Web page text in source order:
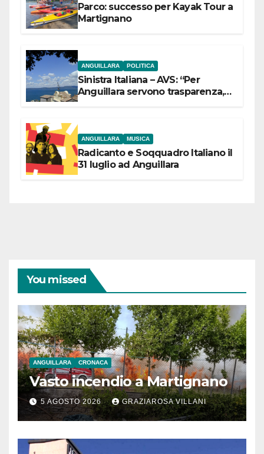
Parco: successo per Kayak Tour a
Martignano
ANGUILLARA POLITICA
Sinistra Italiana – AVS: “Per
Anguillara servono trasparenza,
ANGUILLARA MUSICA
Radicanto e Soqquadro Italiano il
31 luglio ad Anguillara
You missed
ANGUILLARA CRONACA
Vasto incendio a Martignano
5 AGOSTO 2026 GRAZIAROSA VILLANI